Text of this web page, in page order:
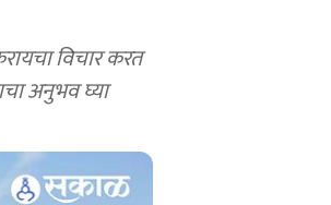
विचार करत
अनुभव घ्या